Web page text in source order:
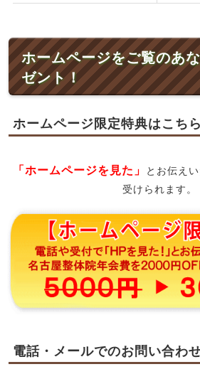
ホームページをご覧のあ
ゼント！
ホームページ限定特典はこちら
「ホームページを見た」
とお伝え
受けられます。
電話・メールでのお問い合わ